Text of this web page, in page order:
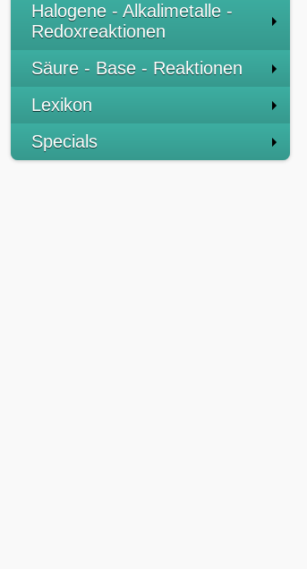
Halogene - Alkalimetalle -
Redoxreaktionen
Säure - Base - Reaktionen
Lexikon
Specials